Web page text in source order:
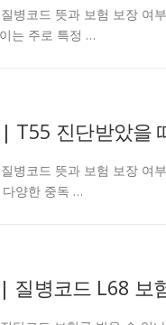
병코드 뜻과 보험 보장 여
는 주로 특정 …
T55 진단받았을
병코드 뜻과 보험 보장 여
다양한 중독 …
질병코드 L68 보